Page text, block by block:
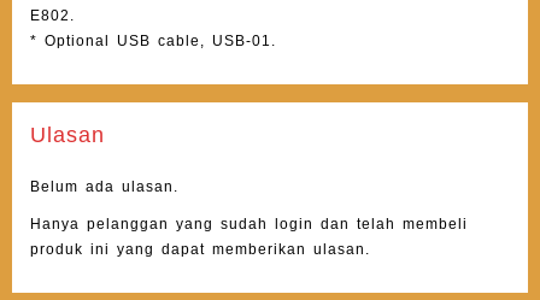
E802.
* Optional USB cable, USB-01.
Ulasan
Belum ada ulasan.
Hanya pelanggan yang sudah login dan telah membeli
produk ini yang dapat memberikan ulasan.